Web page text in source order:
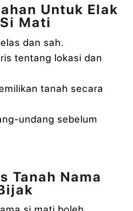
Untuk Elak
Mati
dan sah.
tentang lokasi dan
tanah secara
undang sebelum
Tanah Nama